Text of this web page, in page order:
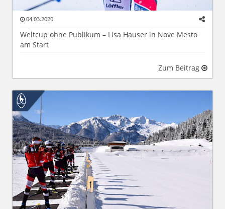
04.03.2020
Weltcup ohne Publikum – Lisa Hauser in Nove Mesto
am Start
Zum Beitrag